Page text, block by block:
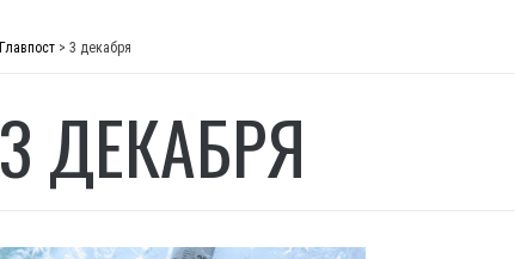
Главпост > 3 декабря
3 ДЕКАБРЯ